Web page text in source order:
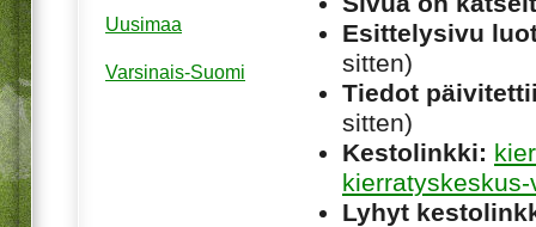
Esittelysivu
sitten)
Tiedot
sitten)
Kestolinkki:
Lyhyt
Uusimaa
Varsinais-Suomi